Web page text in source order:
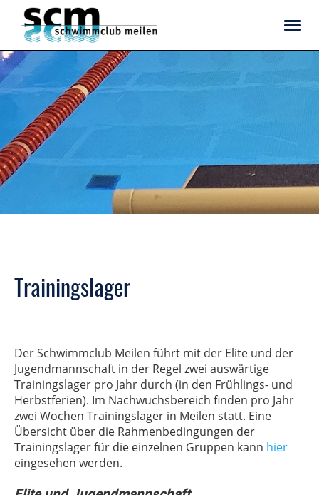
Trainingslager
Der Schwimmclub Meilen führt mit der Elite und der
Jugendmannschaft in der Regel zwei auswärtige
Trainingslager pro Jahr durch (in den Frühlings- und
Herbstferien). Im Nachwuchsbereich finden pro Jahr
zwei Wochen Trainingslager in Meilen statt. Eine
Übersicht über die Rahmenbedingungen der
Trainingslager für die einzelnen Gruppen kann hier
eingesehen werden.